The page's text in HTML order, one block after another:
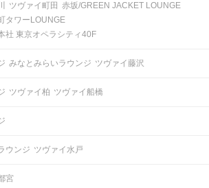
ツヴァイ町田 赤坂/GREEN JACKET LOUNGE
タワーLOUNGE
社 東京オペラシティ40F
みなとみらいラウンジ ツヴァイ藤沢
ツヴァイ柏 ツヴァイ船橋
ウンジ ツヴァイ水戸
宮